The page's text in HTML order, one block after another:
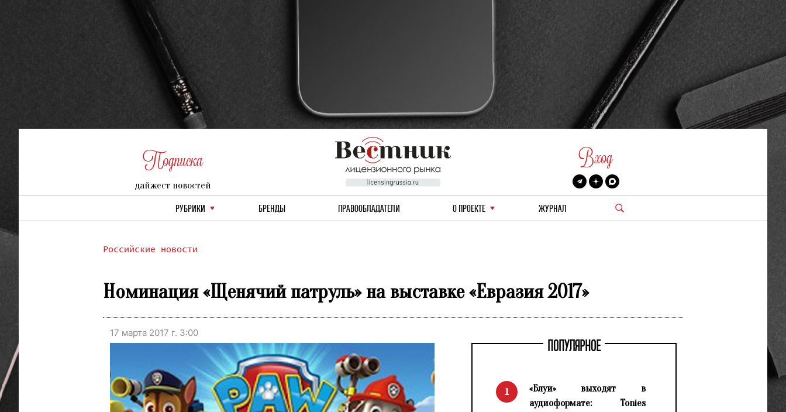
Подписка
дайжест новостей
Вход
РУБРИКИ БРЕНДЫ ПРАВООБЛАДАТЕЛИ О ПРОЕКТЕ ЖУРНАЛ
Российские новости
Номинация «Щенячий патруль» на выставке «Евразия 2017»
17 марта 2017 г. 3:00
ПОПУЛЯРНОЕ
1
«Блуи» выходят в
аудиоформате: Tonies